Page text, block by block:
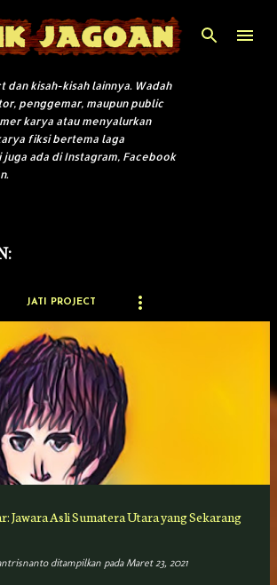
ke konten utama
dan kisah-kisah lainnya. Wadah
penggemar, maupun public
karya atau menyalurkan
fiksi bertema laga
juga ada di Instagram, Facebook
JATI PROJECT
Jawara Asli Sumatera Utara yang Sekarang
ditampilkan padaMaret 23, 2021